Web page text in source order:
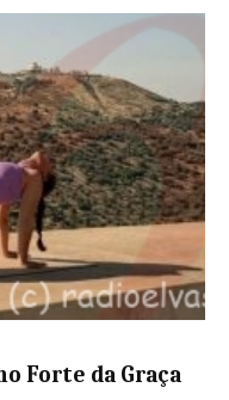
Forte da Graça